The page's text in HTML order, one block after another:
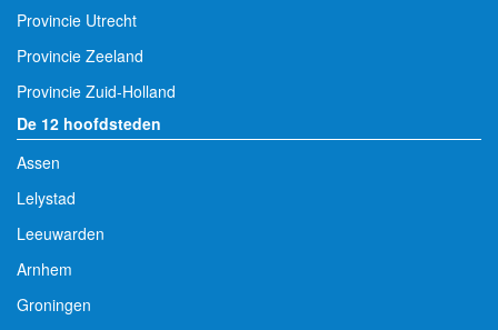
Provincie Utrecht
Provincie Zeeland
Provincie Zuid-Holland
De 12 hoofdsteden
Assen
Lelystad
Leeuwarden
Arnhem
Groningen